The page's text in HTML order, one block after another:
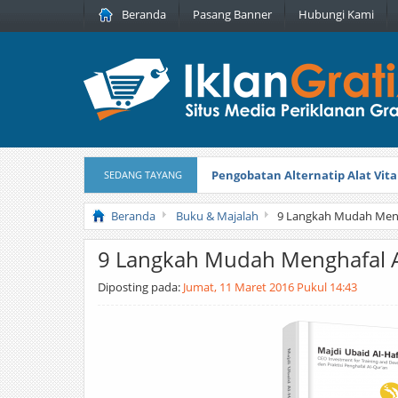
Beranda Pasang Banner Hubungi Kami
SEDANG TAYANG Pengobatan Alternatip Alat
Pita Cantik Pesona Diterbitkan
Beranda Buku & Majalah 9 Langkah Mudah
9 Langkah Mudah Menghafal
Diposting pada: Jumat, 11 Maret 2016 Pukul 14:43